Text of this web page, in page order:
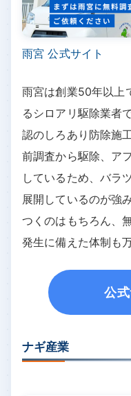
雨宮 公式サイト
雨宮は創業50年以上
るシロアリ駆除業者
認のしろあり防除施
前調査から駆除、ア
しているため、バラ
展開しているのが強
つくのはもちろん、
発生に備えた体制も
公
ナギ産業